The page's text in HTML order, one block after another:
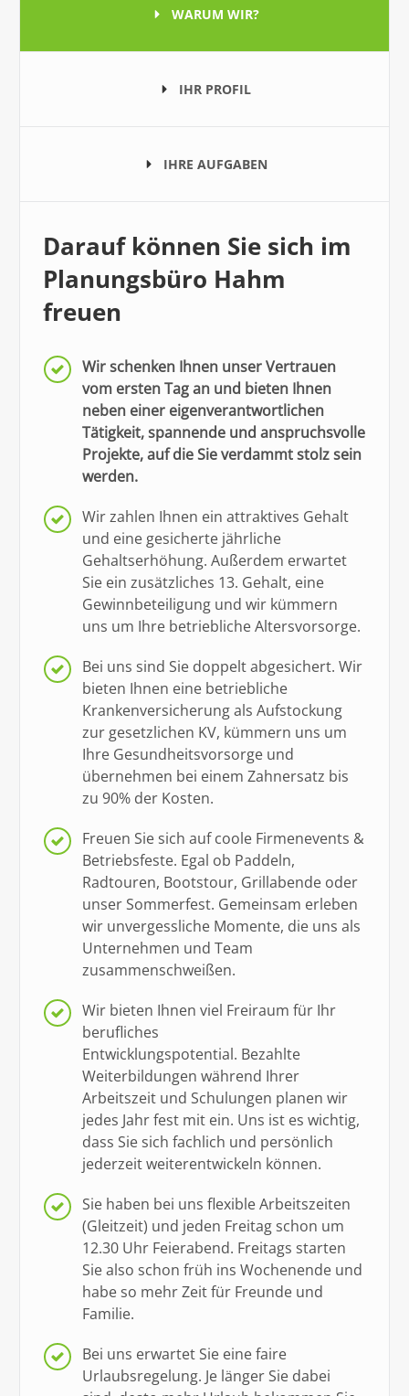
WARUM WIR?
IHR PROFIL
IHRE AUFGABEN
Darauf können Sie sich im
Planungsbüro Hahm
freuen
Wir schenken Ihnen unser Vertrauen
vom ersten Tag an und bieten Ihnen
neben einer eigenverantwortlichen
Tätigkeit, spannende und anspruchsvolle
Projekte, auf die Sie verdammt stolz sein
werden.
Wir zahlen Ihnen ein attraktives Gehalt
und eine gesicherte jährliche
Gehaltserhöhung. Außerdem erwartet
Sie ein zusätzliches 13. Gehalt, eine
Gewinnbeteiligung und wir kümmern
uns um Ihre betriebliche Altersvorsorge.
Bei uns sind Sie doppelt abgesichert. Wir
bieten Ihnen eine betriebliche
Krankenversicherung als Aufstockung
zur gesetzlichen KV, kümmern uns um
Ihre Gesundheitsvorsorge und
übernehmen bei einem Zahnersatz bis
zu 90% der Kosten.
Freuen Sie sich auf coole Firmenevents &
Betriebsfeste. Egal ob Paddeln,
Radtouren, Bootstour, Grillabende oder
unser Sommerfest. Gemeinsam erleben
wir unvergessliche Momente, die uns als
Unternehmen und Team
zusammenschweißen.
Wir bieten Ihnen viel Freiraum für Ihr
berufliches
Entwicklungspotential. Bezahlte
Weiterbildungen während Ihrer
Arbeitszeit und Schulungen planen wir
jedes Jahr fest mit ein. Uns ist es wichtig,
dass Sie sich fachlich und persönlich
jederzeit weiterentwickeln können.
Sie haben bei uns flexible Arbeitszeiten
(Gleitzeit) und jeden Freitag schon um
12.30 Uhr Feierabend. Freitags starten
Sie also schon früh ins Wochenende und
habe so mehr Zeit für Freunde und
Familie.
Bei uns erwartet Sie eine faire
Urlaubsregelung. Je länger Sie dabei